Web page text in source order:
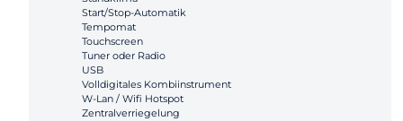
Start/Stop-Automatik
Tempomat
Touchscreen
Tuner oder Radio
USB
Volldigitales Kombiinstrument
W-Lan / Wifi Hotspot
Zentralverriegelung